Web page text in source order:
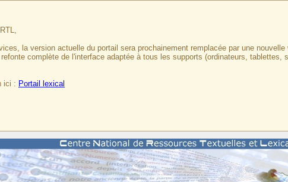
la version actuelle du portail sera prochainement remplacée par une nouvelle
complète de l'interface adaptée à tous les supports (ordinateurs, tablettes,
ici : Portail lexical